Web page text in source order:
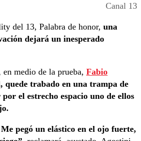
Canal 13
del 13, Palabra de honor, una
dejará un inesperado
medio de la prueba, Fabio
quede trabado en una trampa de
el estrecho espacio uno de ellos
pegó un elástico en el ojo fuerte,